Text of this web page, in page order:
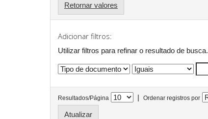
Retornar valores
Adicionar filtros:
Utilizar filtros para refinar o resultado de busca.
Resultados/Página | Ordenar registros por